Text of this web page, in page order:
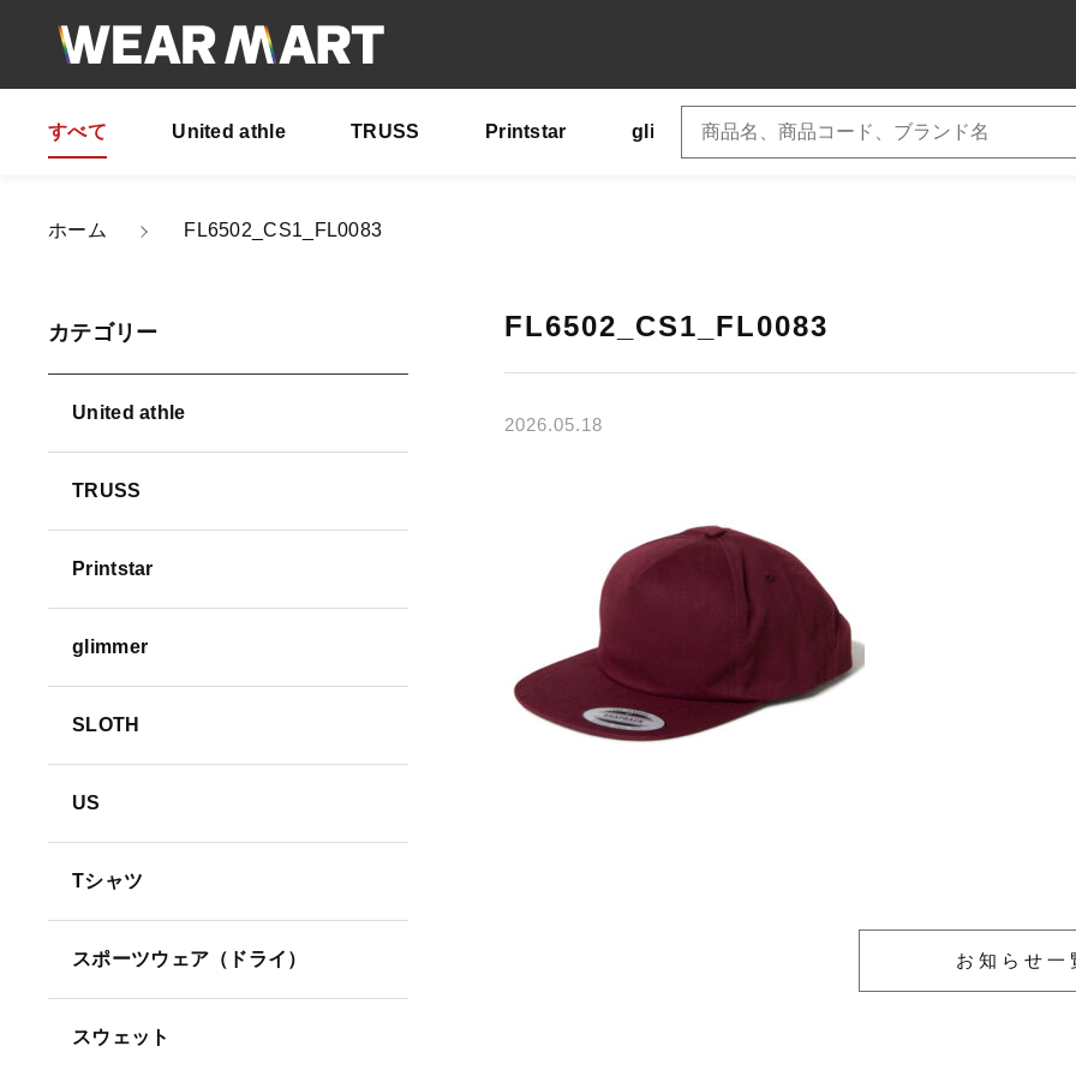
すべて United athle TRUSS Printstar glimmer SLOTH US
ホーム FL6502_CS1_FL0083
FL6502_CS1_FL0083
2026.05.18
お知らせ一
カテゴリー
United athle
TRUSS
Printstar
glimmer
SLOTH
US
Tシャツ
スポーツウェア（ドライ）
スウェット